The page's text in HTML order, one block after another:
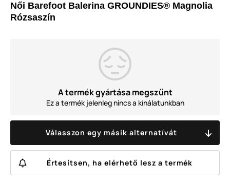
Női Barefoot Balerina GROUNDIES® Magnolia
Rózsaszín
A termék gyártása megszűnt
Ez a termék jelenleg nincs a kínálatunkban
Válasszon egy másik alternatívát
Értesítsen, ha elérhető lesz a termék